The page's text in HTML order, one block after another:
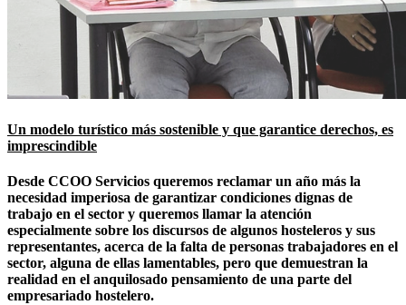
Un modelo turístico más sostenible y que garantice derechos, es
imprescindible
Desde CCOO Servicios queremos reclamar un año más la
necesidad imperiosa de garantizar condiciones dignas de
trabajo en el sector y queremos llamar la atención
especialmente sobre los discursos de algunos hosteleros y sus
representantes, acerca de la falta de personas trabajadores en el
sector, alguna de ellas lamentables, pero que demuestran la
realidad en el anquilosado pensamiento de una parte del
empresariado hostelero.